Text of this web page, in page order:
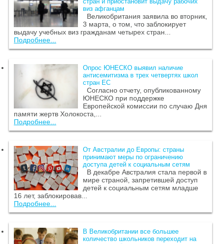
виз афганцам
Великобритания заявила во вторник,
3 марта, о том, что заблокирует
выдачу учебных виз гражданам четырех стран...
Подробнее...
Опрос ЮНЕСКО выявил наличие
антисемитизма в трех четвертях школ
стран ЕС
Согласно отчету, опубликованному
ЮНЕСКО при поддержке
Европейской комиссии по случаю Дня
памяти жертв Холокоста,...
Подробнее...
От Австралии до Европы: страны
принимают меры по ограничению
доступа детей к социальным сетям
В декабре Австралия стала первой в
мире страной, запретившей доступ
детей к социальным сетям младше
16 лет, заблокировав...
Подробнее...
В Великобритании все большее
количество школьников переходит на